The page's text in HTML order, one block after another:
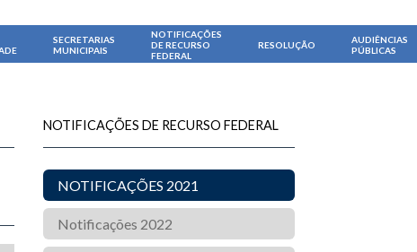
SECRETARIAS
MUNICIPAIS
NOTIFICAÇÕES
DE RECURSO
FEDERAL
RESOLUÇÃO
AUDIÊNCIAS
PÚBLICAS
NOTIFICAÇÕES DE RECURSO FEDERAL
NOTIFICAÇÕES 2021
Notificações 2022